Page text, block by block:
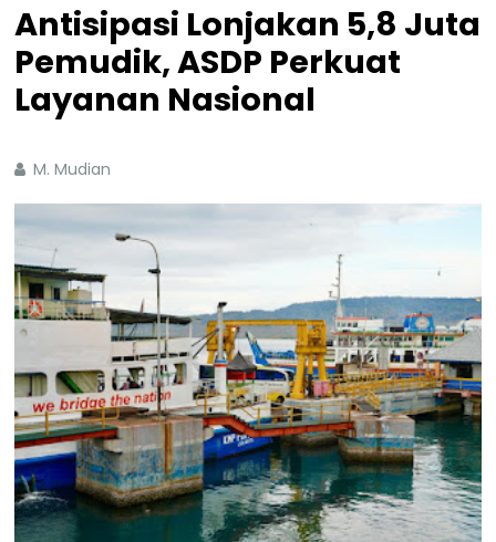
Antisipasi Lonjakan 5,8 Juta
Pemudik, ASDP Perkuat
Layanan Nasional
M. Mudian